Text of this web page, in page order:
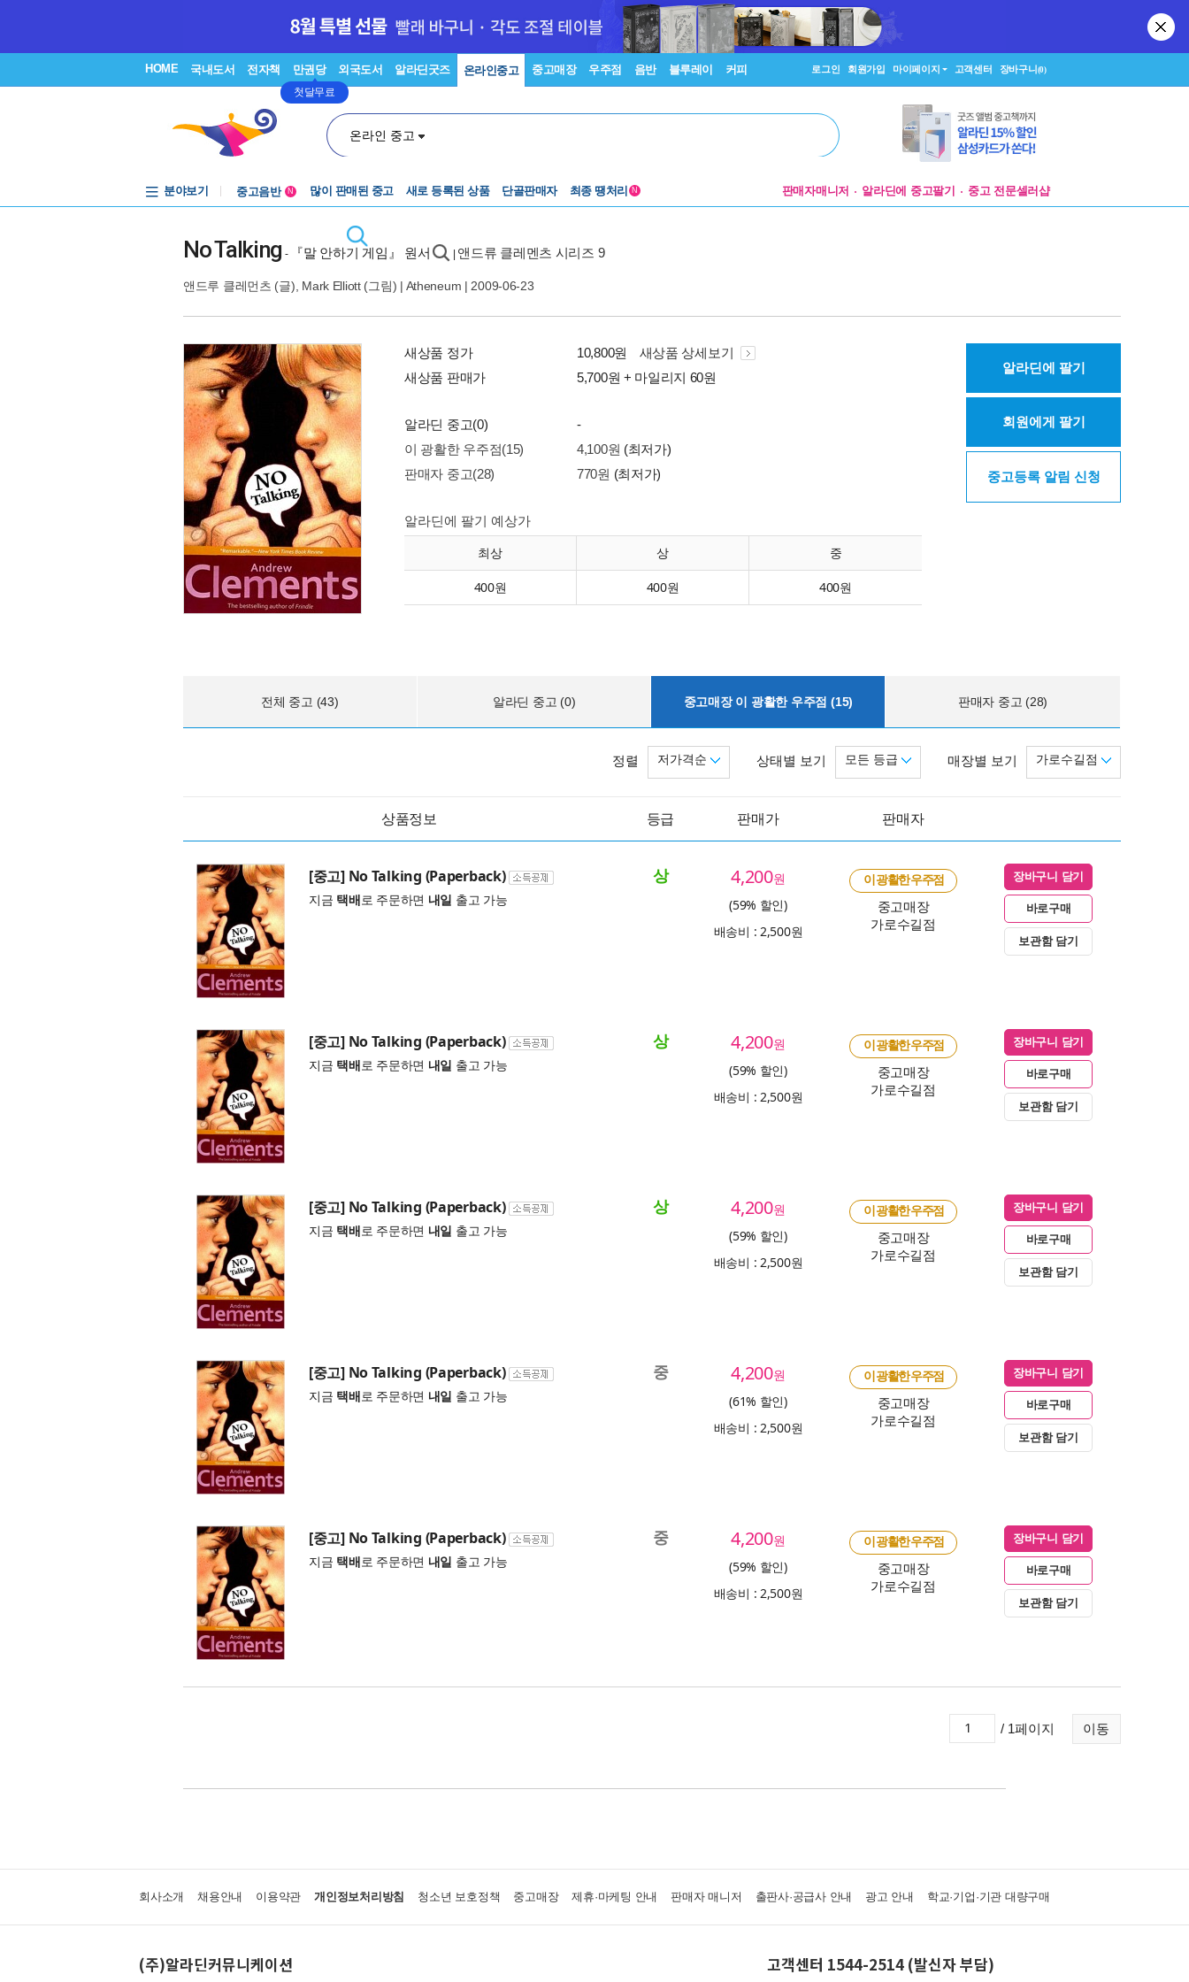
HOME 국내도서 전자책 만권당
첫달무료
외국도서 알라딘굿즈 온라인중고 중고매장 우주점 음반 블루레이 커피 로그인 회원가입 마이페이지 고객센터 장바구니(0)
온라인 중고
분야보기
중고음반
N 많이 판매된 중고 새로 등록된 상품 단골판매자 최종 땡처리 N 판매자매니저 알라딘에 중고팔기 중고 전문셀러샵
No Talking - 『말 안하기 게임』 원서 앤드류 클레멘츠 시리즈 9
앤드루 클레먼츠 (글), Mark Elliott(그림) | Atheneum | 2009-06-23
새상품 정가 10,800원
새상품 상세보기
새상품 판매가
5,700원 + 마일리지 60원
알라딘 중고(0)
-
이 광활한 우주점(15)
4,100원 (최저가)
판매자 중고(28)
770원 (최저가)
알라딘에 팔기 예상가
최상 상 중
400원 400원 400원
알라딘에 팔기
회원에게 팔기
중고등록 알림 신청
전체 중고 (43) 알라딘 중고 (0) 중고매장 이 광활한 우주점 (15) 판매자 중고 (28)
매장별 보기 가로수길점
상태별 보기 모든 등급
정렬 저가격순
상품정보 등급 판매가 판매자
[중고] No Talking (Paperback)
지금 택배로 주문하면 내일 출고 가능
상 4,200원
(59% 할인)
배송비 : 2,500원
이 광활한 우주점
중고매장
가로수길점
장바구니 담기
바로구매
보관함 담기
[중고] No Talking (Paperback)
지금 택배로 주문하면 내일 출고 가능
상 4,200원
(59% 할인)
배송비 : 2,500원
이 광활한 우주점
중고매장
가로수길점
장바구니 담기
바로구매
보관함 담기
[중고] No Talking (Paperback)
지금 택배로 주문하면 내일 출고 가능
상 4,200원
(59% 할인)
배송비 : 2,500원
이 광활한 우주점
중고매장
가로수길점
장바구니 담기
바로구매
보관함 담기
[중고] No Talking (Paperback)
지금 택배로 주문하면 내일 출고 가능
중 4,200원
(61% 할인)
배송비 : 2,500원
이 광활한 우주점
중고매장
가로수길점
장바구니 담기
바로구매
보관함 담기
[중고] No Talking (Paperback)
지금 택배로 주문하면 내일 출고 가능
중 4,200원
(59% 할인)
배송비 : 2,500원
이 광활한 우주점
중고매장
가로수길점
장바구니 담기
바로구매
보관함 담기
이동
/ 1페이지
회사소개 채용안내 이용약관 개인정보처리방침 청소년 보호정책 중고매장 제휴·마케팅 안내 판매자 매니저 출판사·공급사 안내 광고 안내 학교·기업·기관 대량구매
(주)알라딘커뮤니케이션 고객센터 1544-2514 (발신자 부담)